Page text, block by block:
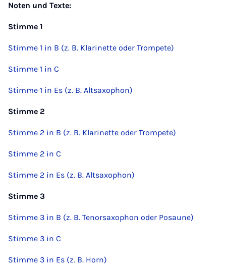
Noten und Texte:
Stimme 1
Stimme 1 in B (z. B. Klarinette oder Trompete)
Stimme 1 in C
Stimme 1 in Es (z. B. Altsaxophon)
Stimme 2
Stimme 2 in B (z. B. Klarinette oder Trompete)
Stimme 2 in C
Stimme 2 in Es (z. B. Altsaxophon)
Stimme 3
Stimme 3 in B (z. B. Tenorsaxophon oder Posaune)
Stimme 3 in C
Stimme 3 in Es (z. B. Horn)